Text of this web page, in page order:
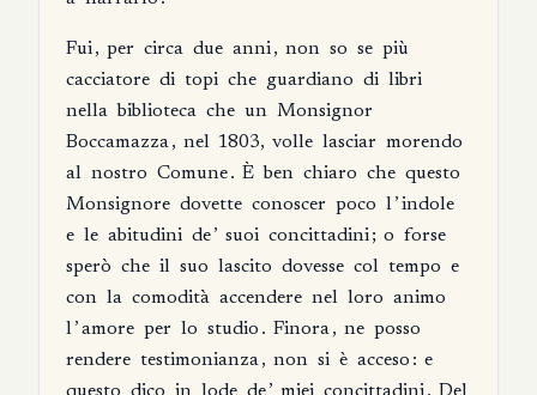
Fui, per circa due anni, non so se più
cacciatore di topi che guardiano di libri
nella biblioteca che un Monsignor
Boccamazza, nel 1803, volle lasciar morendo
al nostro Comune. È ben chiaro che questo
Monsignore dovette conoscer poco l’indole
e le abitudini de’ suoi concittadini; o forse
sperò che il suo lascito dovesse col tempo e
con la comodità accendere nel loro animo
l’amore per lo studio . Finora, ne posso
rendere testimonianza, non si è acceso : e